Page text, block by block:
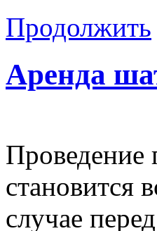
Продолжить
Аренда
Проведение
становится
случае